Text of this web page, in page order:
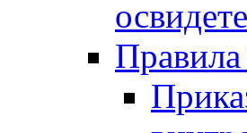
Правила